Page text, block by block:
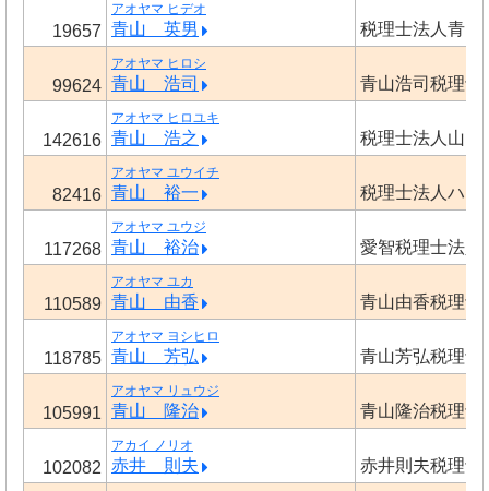
19657
アオヤマ ヒデオ
青山 英男 税理士法人青山
99624
アオヤマ ヒロシ
青山 浩司 青山浩司税理士
142616
アオヤマ ヒロユキ
青山 浩之 税理士法人山田
82416
アオヤマ ユウイチ
青山 裕一 税理士法人ハン
117268
アオヤマ ユウジ
青山 裕治 愛智税理士法人
110589
アオヤマ ユカ
青山 由香 青山由香税理士
118785
アオヤマ ヨシヒロ
青山 芳弘 青山芳弘税理士
105991
アオヤマ リュウジ
青山 隆治 青山隆治税理士
102082
アカイ ノリオ
赤井 則夫 赤井則夫税理士